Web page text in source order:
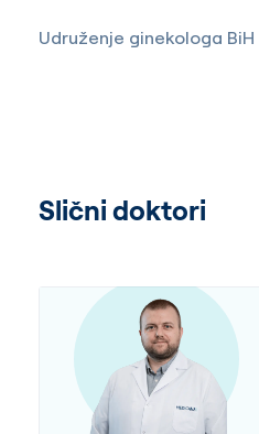
Udruženje ginekologa BiH
Slični doktori